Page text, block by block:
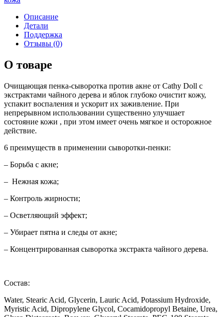
Описание
Детали
Поддержка
Отзывы (0)
О товаре
Очищающая пенка-сыворотка против акне от Cathy Doll с
экстрактами чайного дерева и яблок глубоко очистит кожу,
успакит воспаления и ускорит их заживление. При
непрерывном использовании существенно улучшает
состояние кожи , при этом имеет очень мягкое и осторожное
действие.
6 преимуществ в применении сыворотки-пенки:
– Борьба с акне;
– Нежная кожа;
– Контроль жирности;
– Осветляющий эффект;
– Убирает пятна и следы от акне;
– Концентрированная сыворотка экстракта чайного дерева.
Состав:
Water, Stearic Acid, Glycerin, Lauric Acid, Potassium Hydroxide,
Myristic Acid, Dipropylene Glycol, Cocamidopropyl Betaine, Urea,